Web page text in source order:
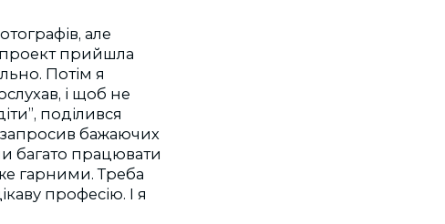
але
проект прийшла
Потім я
і щоб не
поділився
бажаючих
багато працювати
гарними. Треба
професію. І я